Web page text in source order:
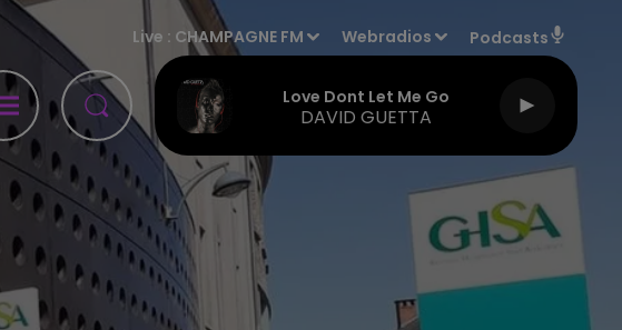
Live : CHAMPAGNE FM Webradios Podcasts
Love Dont Let Me Go
DAVID GUETTA